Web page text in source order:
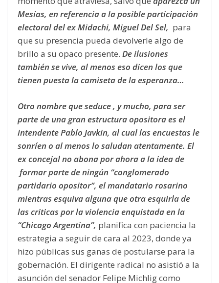
Mesías, en referencia a la posible participación
electoral del ex Midachi, Miguel Del Sel, para
que su presencia pueda devolverle algo de
brillo a su opaco presente. De ilusiones
también se vive, al menos eso dicen los que
tienen puesta la camiseta de la esperanza…
Otro nombre que seduce , y mucho, para ser
parte de una gran estructura opositora es el
intendente Pablo Javkin, al cual las encuestas le
sonríen o al menos lo saludan atentamente. El
ex concejal no abona por ahora a la idea de
formar parte de ningún “conglomerado
partidario opositor”, el mandatario rosarino
mientras esquiva alguna que otra esquirla de
las criticas por la violencia enquistada en la
“Chicago Argentina”, planifica con paciencia la
estrategia a seguir de cara al 2023, donde ya
hizo públicas sus ganas de postularse para la
gobernación. El dirigente radical no asistió a la
asunción del senador Felipe Michlig como